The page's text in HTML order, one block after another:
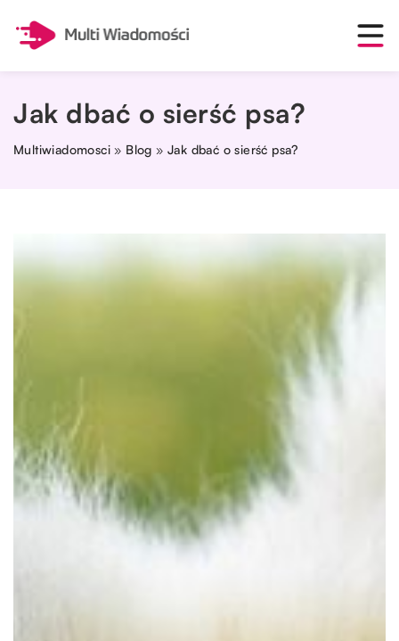
Jak dbać o sierść psa?
Multiwiadomosci » Blog »Jak dbać o sierść psa?